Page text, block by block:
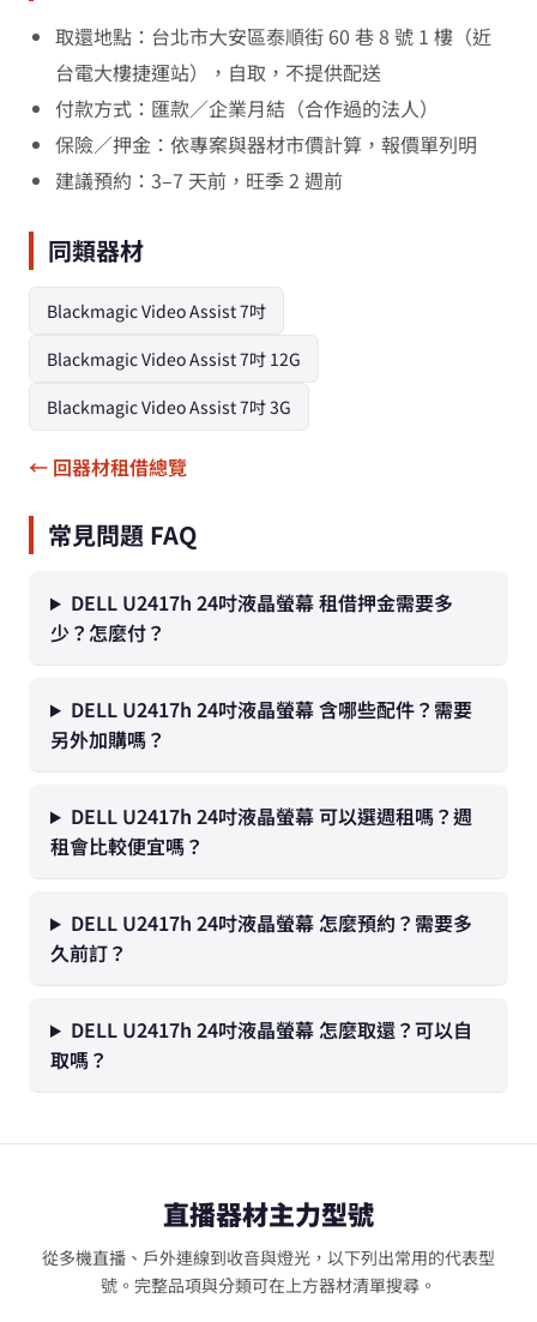
取還地點：台北市大安區泰順街 60 巷 8 號 1 樓（近
台電大樓捷運站），自取，不提供配送
付款方式：匯款／企業月結（合作過的法人）
保險／押金：依專案與器材市價計算，報價單列明
建議預約：3–7 天前，旺季 2 週前
同類器材
Blackmagic Video Assist 7吋
Blackmagic Video Assist 7吋 12G
Blackmagic Video Assist 7吋 3G
← 回器材租借總覽
常見問題 FAQ
DELL U2417h 24吋液晶螢幕 租借押金需要多
少？怎麼付？
DELL U2417h 24吋液晶螢幕 含哪些配件？需要
另外加購嗎？
DELL U2417h 24吋液晶螢幕 可以選週租嗎？週
租會比較便宜嗎？
DELL U2417h 24吋液晶螢幕 怎麼預約？需要多
久前訂？
DELL U2417h 24吋液晶螢幕 怎麼取還？可以自
取嗎？
直播器材主力型號
從多機直播、戶外連線到收音與燈光，以下列出常用的代表型
號。完整品項與分類可在上方器材清單搜尋。